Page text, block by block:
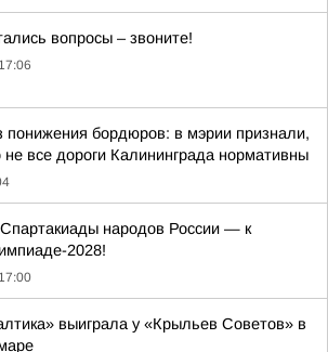
вопросы – звоните!
17:06
понижения бордюров: в мэрии признали,
не все дороги Калининграда нормативны
народов России — к
2028!
17:00
выиграла у «Крыльев Советов» в